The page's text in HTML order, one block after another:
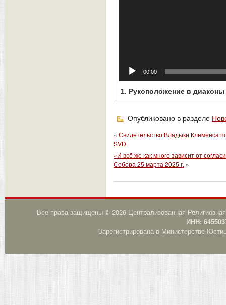
00:00
1. Рукоположение в диаконы
Опубликовано в разделе
« Свидетельство Владыки Клеменса
SVD
«И всё же как много зависит от
Собора 25 марта 2025 г. »
Все права защищены © 2026 Централизованная
ИНН:
Зарегистрирована в Министерстве